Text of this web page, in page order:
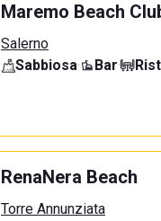
Maremo Beach
Salerno
Sabbiosa· Bar·
RenaNera Beach
Torre Annunziata